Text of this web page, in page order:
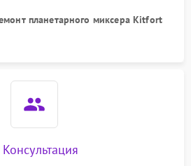
планетарного миксера Kitfort